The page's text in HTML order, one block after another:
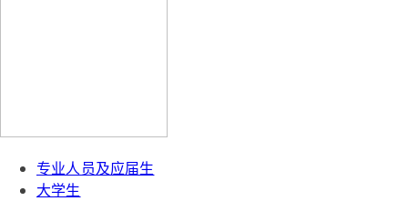
专业人员及应届生
大学生